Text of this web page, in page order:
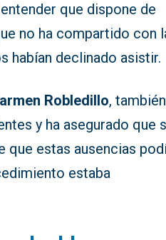
que dispone de
no ha compartido con
habían declinado asistir.
Robledillo,
y ha asegurado que
que estas ausencias
estaba